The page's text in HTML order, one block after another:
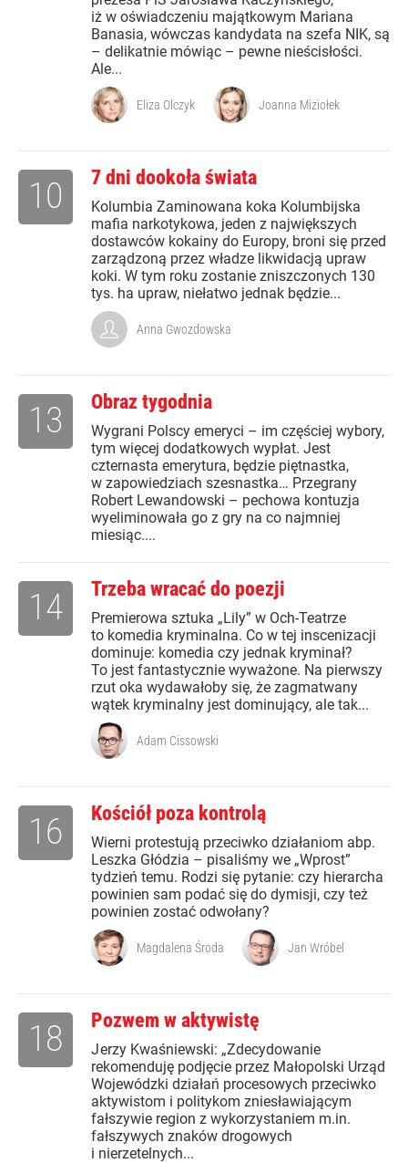
iż w oświadczeniu majątkowym Mariana
Banasia, wówczas kandydata na szefa NIK, są
– delikatnie mówiąc – pewne nieścisłości.
Ale...
Eliza Olczyk Joanna Miziołek
7 dni dookoła świata
Kolumbia Zaminowana koka Kolumbijska
mafia narkotykowa, jeden z największych
dostawców kokainy do Europy, broni się przed
zarządzoną przez władze likwidacją upraw
koki. W tym roku zostanie zniszczonych 130
tys. ha upraw, niełatwo jednak będzie...
10
Anna Gwozdowska
Obraz tygodnia
Wygrani Polscy emeryci – im częściej wybory,
tym więcej dodatkowych wypłat. Jest
czternasta emerytura, będzie piętnastka,
w zapowiedziach szesnastka… Przegrany
Robert Lewandowski – pechowa kontuzja
wyeliminowała go z gry na co najmniej
miesiąc....
13
Trzeba wracać do poezji
Premierowa sztuka „Lily” w Och-Teatrze
to komedia kryminalna. Co w tej inscenizacji
dominuje: komedia czy jednak kryminał?
To jest fantastycznie wyważone. Na pierwszy
rzut oka wydawałoby się, że zagmatwany
wątek kryminalny jest dominujący, ale tak...
14
Adam Cissowski
Kościół poza kontrolą
Wierni protestują przeciwko działaniom abp.
Leszka Głódzia – pisaliśmy we „Wprost”
tydzień temu. Rodzi się pytanie: czy hierarcha
powinien sam podać się do dymisji, czy też
powinien zostać odwołany?
16
Magdalena Środa Jan Wróbel
Pozwem w aktywistę
J erzy Kwaśniewski: „Zdecydowanie
rekomenduję podjęcie przez Małopolski Urząd
Wojewódzki działań procesowych przeciwko
aktywistom i politykom zniesławiającym
fałszywie region z wykorzystaniem m.in.
fałszywych znaków drogowych
i nierzetelnych...
18